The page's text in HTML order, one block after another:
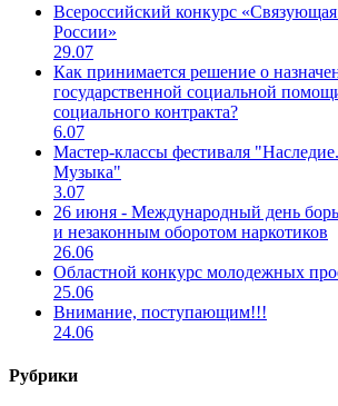
Всероссийский конкурс
России»
29.07
Как принимается решение о
государственной социальной
социального контракта?
6.07
Мастер-классы фестиваля
Музыка"
3.07
26 июня - Международный день
и незаконным оборотом наркотиков
26.06
Областной конкурс молодежных
25.06
Внимание, поступающим!!!
24.06
Рубрики